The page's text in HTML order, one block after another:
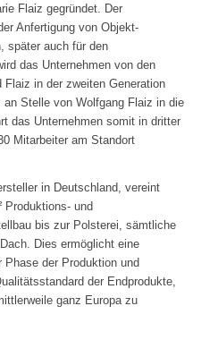
Flaiz gegründet. Der
Anfertigung von Objekt-
später auch für den
das Unternehmen von den
Flaiz in der zweiten Generation
Stelle von Wolfgang Flaiz in die
das Unternehmen somit in dritter
Mitarbeiter am Standort
in Deutschland, vereint
Produktions- und
bis zur Polsterei, sämtliche
Dies ermöglicht eine
der Produktion und
der Endprodukte,
ganz Europa zu